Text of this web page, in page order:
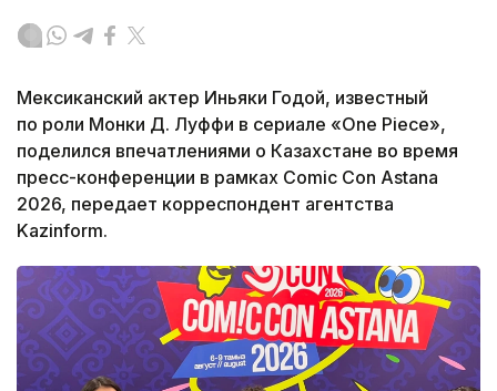
Мексиканский актер Иньяки Годой, известный
по роли Монки Д. Луффи в сериале «One Piece»,
поделился впечатлениями о Казахстане во время
пресс-конференции в рамках Comic Con Astana
2026, передает корреспондент агентства
Kazinform.